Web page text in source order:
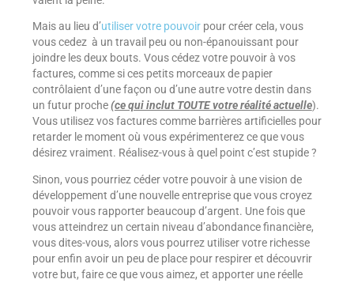
Mais au lieu d’utiliser votre pouvoirpour créer cela, vous
vous cedez à un travail peu ou non-épanouissant pour
joindre les deux bouts. Vous cédez votre pouvoir à vos
factures, comme si ces petits morceaux de papier
contrôlaient d’une façon ou d’une autre votre destin dans
un futur proche(ce qui inclut TOUTE votre réalité actuelle).
Vous utilisez vos factures comme barrières artificielles pour
retarder le moment où vous expérimenterez ce que vous
désirez vraiment. Réalisez-vous à quel point c’est stupide ?
Sinon, vous pourriez céder votre pouvoir à une vision de
développement d’une nouvelle entreprise que vous croyez
pouvoir vous rapporter beaucoup d’argent. Une fois que
vous atteindrez un certain niveau d’abondance financière,
vous dites-vous, alors vous pourrez utiliser votre richesse
pour enfin avoir un peu de place pour respirer et découvrir
votre but, faire ce que vous aimez, et apporter une réelle